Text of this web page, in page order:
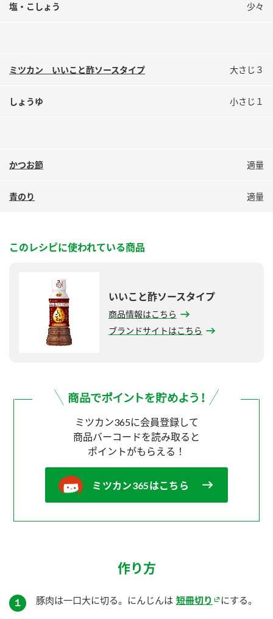
塩・こしょう 少々
ミツカン いいこと酢ソースタイプ 大さじ３
しょうゆ 小さじ１
かつお節 適量
青のり 適量
このレシピに使われている商品
いいこと酢ソースタイプ
商品情報はこちら
ブランドサイトはこちら
ミツカン365に会員登録して
商品バーコードを読み取ると
ポイントがもらえる！
ミツカン365はこちら
作り方
１ 豚肉は一口大に切る。にんじんは 短冊切り にする。